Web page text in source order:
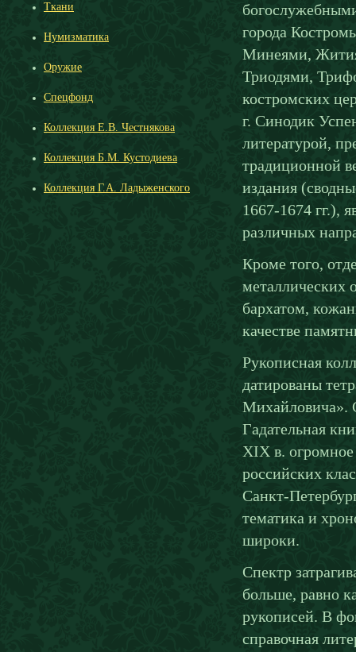
Ткани
Нумизматика
Оружие
Спецфонд
Коллекция Е.В. Честнякова
Коллекция Б.М. Кустодиева
Коллекция Г.А. Ладыженского
города
Минеями,
Триодями,
костромских
г. Синодик
литературой,
традиционной
издания
1667-1674 гг.),
различных
Кроме того,
металлических
бархатом,
качестве
Рукописная
датированы
Михайловича».
Гадательная
XIX в. огромное
российских
Санкт-
тематика и
широки.
Спектр
больше, равно
рукописей. В
справочная